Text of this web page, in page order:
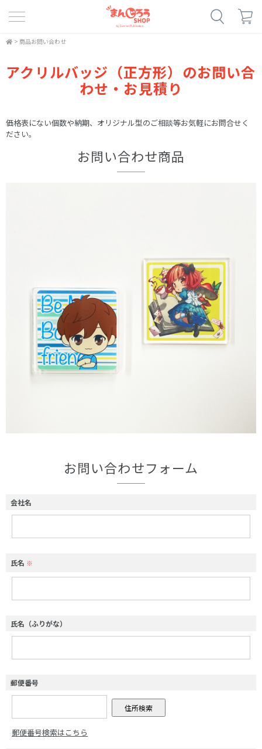
> 商品お問い合わせ
アクリルバッジ（正方形）のお問い合
わせ・お見積り
価格表にない個数や納期、オリジナル型のご相談等お気軽にお問合せく
ださい。
お問い合わせ商品
お問い合わせフォーム
会社名
氏名 ※
氏名（ふりがな）
郵便番号
郵便番号検索はこちら